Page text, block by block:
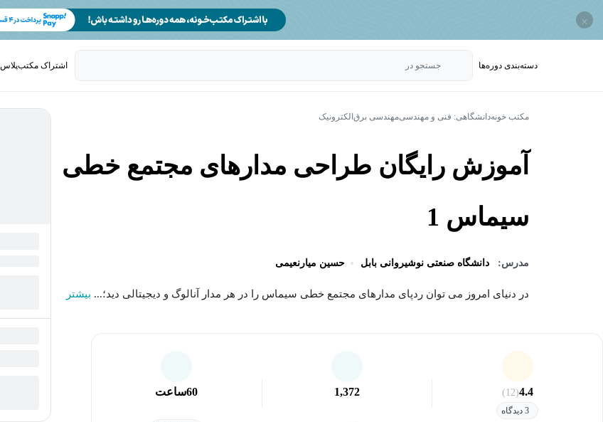
×
دسته‌بندی‌ دوره‌ها جستجو در اشتراک مکتب‌پلاس
مکتب خونهدانشگاهی: فنی و مهندسیمهندسی برق الکترونیک
آموزش رایگان طراحی مدارهای مجتمع خطی
سیماس 1
مدرس: دانشگاه صنعتی نوشیروانی بابل حسین میارنعیمی
در دنیای امروز می توان ردپای مدارهای مجتمع خطی سیماس را در هر مدار آنالوگ و دیجیتالی دید؛... بیشتر
4.4
(12)
3 دیدگاه
1,372
60ساعت